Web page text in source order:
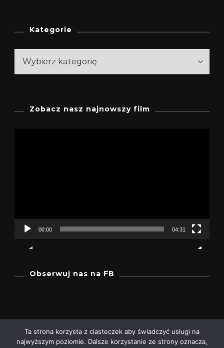
Kategorie
Kategorie
Zobacz nasz najnowszy film
00:00 04:31
Obserwuj nas na FB
Ta strona korzysta z ciasteczek aby świadczyć usługi na
najwyższym poziomie. Dalsze korzystanie ze strony oznacza,